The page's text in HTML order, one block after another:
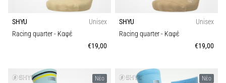
μεγαλύτερη
αντικραδασμική
με…
SHYU
Unisex
Racing quarter- Καφέ
€19,00
SHYU
Unisex
Racing quarter- Καφέ
€19,00
Νέο Νέο